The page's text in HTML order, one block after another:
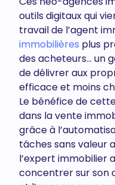
outils digitaux qui
travail de l’agent
immobilières plus
des acheteurs… un
de délivrer aux
efficace et moins
Le bénéfice de
dans la vente
grâce à
tâches sans valeur
l’expert immobilier
concentrer sur son